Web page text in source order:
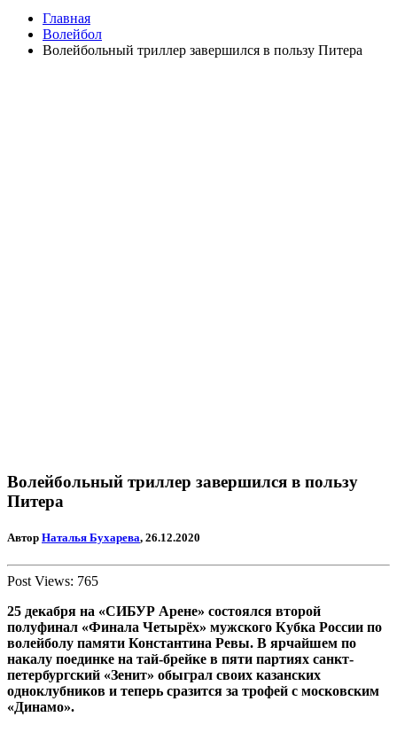
Главная
Волейбол
Волейбольный триллер завершился в пользу Питера
Волейбольный триллер завершился в пользу
Питера
Автор Наталья Бухарева, 26.12.2020
Post Views: 765
25 декабря на «СИБУР Арене» состоялся второй
полуфинал «Финала Четырёх» мужского Кубка России по
волейболу памяти Константина Ревы. В ярчайшем по
накалу поединке на тай-брейке в пяти партиях санкт-
петербургский «Зенит» обыграл своих казанских
одноклубников и теперь сразится за трофей с московским
«Динамо».